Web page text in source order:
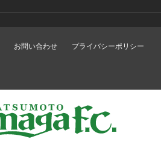
お問い合わせ プライバシーポリシー